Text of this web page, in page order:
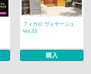
フィガロ ヴォヤージュ
Vol.33
購入